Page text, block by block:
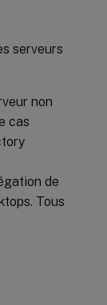
serveurs
non
cas
de
Tous